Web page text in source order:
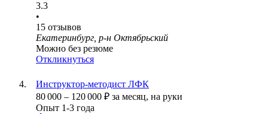
3.3
•
15 отзывов
Екатеринбург, р-н Октябрьский
Можно без резюме
Откликнуться
Инструктор-методист ЛФК
80 000 – 120 000 ₽ за месяц, на руки
Опыт 1-3 года